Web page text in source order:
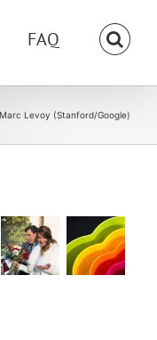
FAQ
Levoy (Stanford/Google)